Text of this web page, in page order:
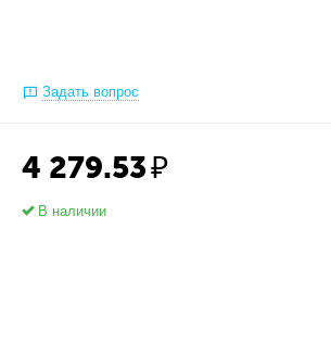
Задать вопрос
4 279.53₽
В наличии